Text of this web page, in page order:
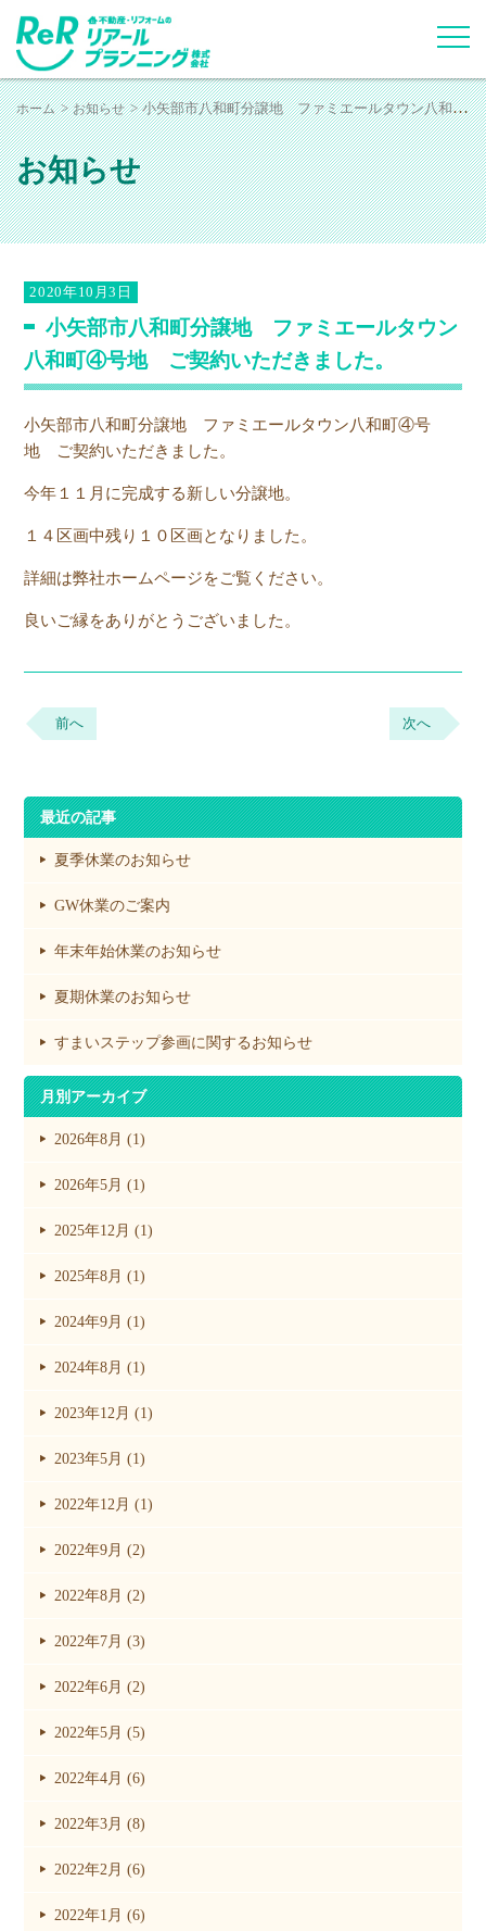
ホーム お知らせ 小矢部市八和町分譲地 ファミエールタウン八和町④号地 ご契約いただきました。
お知らせ
2020年10月3日
小矢部市八和町分譲地 ファミエールタウン
八和町④号地 ご契約いただきました。
小矢部市八和町分譲地 ファミエールタウン八和町④号
地 ご契約いただきました。
今年１１月に完成する新しい分譲地。
１４区画中残り１０区画となりました。
詳細は弊社ホームページをご覧ください。
良いご縁をありがとうございました。
前へ 次へ
最近の記事
夏季休業のお知らせ
GW休業のご案内
年末年始休業のお知らせ
夏期休業のお知らせ
すまいステップ参画に関するお知らせ
月別アーカイブ
2026年8月 (1)
2026年5月 (1)
2025年12月 (1)
2025年8月 (1)
2024年9月 (1)
2024年8月 (1)
2023年12月 (1)
2023年5月 (1)
2022年12月 (1)
2022年9月 (2)
2022年8月 (2)
2022年7月 (3)
2022年6月 (2)
2022年5月 (5)
2022年4月 (6)
2022年3月 (8)
2022年2月 (6)
2022年1月 (6)